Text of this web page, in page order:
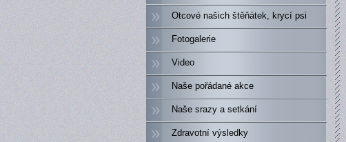
Otcové našich štěňátek, krycí psi
Fotogalerie
Video
Naše pořádané akce
Naše srazy a setkání
Zdravotní výsledky